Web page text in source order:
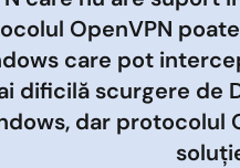
OpenVPN
care pot
dificilă scurgere de
dar protocolul